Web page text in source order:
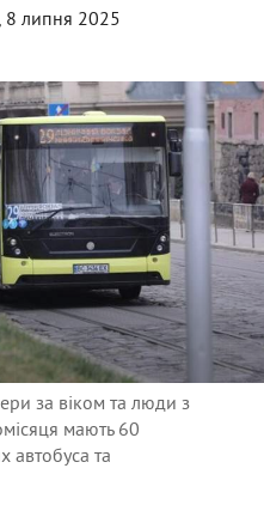
8 липня 2025
за віком та люди з
мають 60
автобуса та